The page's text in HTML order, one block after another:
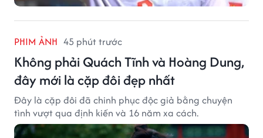
PHIM ẢNH 45 phút trước
Không phải Quách Tĩnh và Hoàng Dung,
đây mới là cặp đôi đẹp nhất
Đây là cặp đôi đã chinh phục độc giả bằng chuyện
tình vượt qua định kiến và 16 năm xa cách.